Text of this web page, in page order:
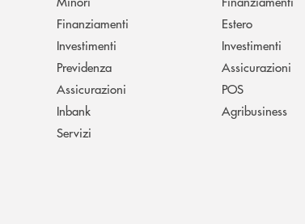
Finanziamenti
Investimenti
Previdenza
Assicurazioni
Inbank
Servizi
Estero
Investimenti
Assicurazioni
POS
Agribusiness